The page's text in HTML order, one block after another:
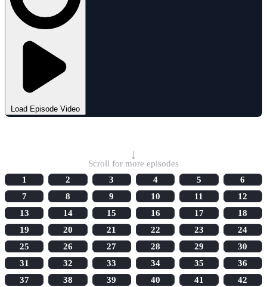
Load Episode Video
↓
Scroll for more episodes
1
2 3 4 5
6
7
8 9 10 11
12
13
14 15 16 17
18
19
20 21 22 23
24
25
26 27 28 29
30
31
32 33 34 35
36
37
38 39 40 41
42